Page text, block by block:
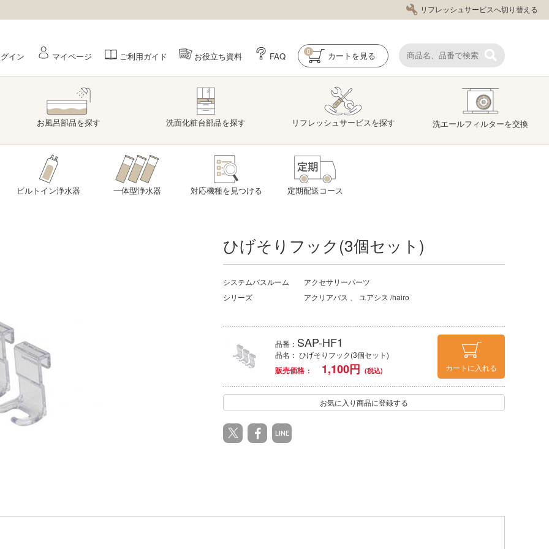
リフレッシュサービスへ切り替える
イン マイページ ご利用ガイド お役立ち資料 FAQ カート を見る
0
お風呂部品を探す 洗面化粧台部品を探す リフレッシュサービスを探す 洗エールフィルターを交換
ビルトイン浄水器 一体型浄水器 対応機種を見つける 定期配送コース
ひげそりフック(3個セット)
システムバスルーム
アクセサリーパーツ
シリーズ
アクリアバス ユアシス /hairo
品番： SAP-HF1
品名： ひげそりフック(3個セット)
販売価格
1,100円 カートに入れる
お気に入り商品に登録する
LINE